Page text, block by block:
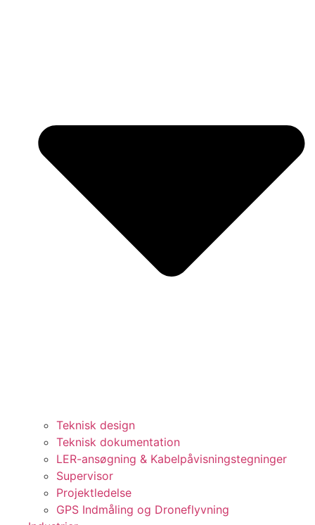
Teknisk design
Teknisk dokumentation
LER-ansøgning & Kabelpåvisningstegninger
Supervisor
Projektledelse
GPS Indmåling og Droneflyvning